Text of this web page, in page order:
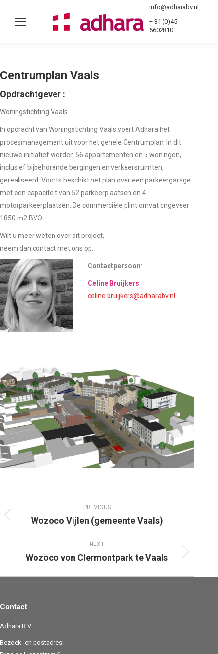
info@adharabv.nl
+ 31 (0)45
5602810
Centrumplan Vaals
Opdrachtgever :
Woningstichting Vaals
In opdracht van Woningstichting Vaals voert Adhara het
procesmanagement uit voor het gehele Centrumplan. In dit
nieuwe initiatief worden 56 appartementen en 5 woningen,
inclusief bijbehorende bergingen en verkeersruimten,
gerealiseerd. Voorts beschikt het plan over een parkeergarage
met een capaciteit van 52 parkeerplaatsen en 4
motorparkeerplaatsen. De commerciële plint omvat ongeveer
1850 m2 BVO.
Wilt u meer weten over dit project,
neem dan contact met ons op.
Contactpersoon:
Celine Bruijkers
celine.bruijkers@adharabv.nl
navigation
PREVIOUS
Previous
Wozoco Vijlen (gemeente Vaals)
NEXT
Next
Wozoco von Clermontpark te Vaals
Contact
Adhara B.V.
Bezoek- en postadres: